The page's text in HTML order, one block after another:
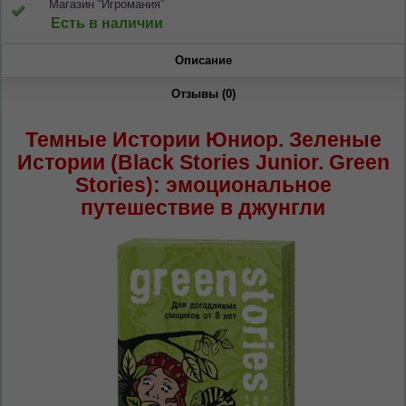
Магазин “Игромания”
Есть в наличии
Описание
Отзывы (0)
Темные Истории Юниор. Зеленые
Истории (Black Stories Junior. Green
Stories): эмоциональное
путешествие в джунгли
Dacă doriți să schimbați limba site-ului, puteți
RU